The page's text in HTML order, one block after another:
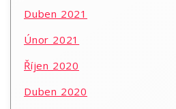
Duben 2021
Únor 2021
Říjen 2020
Duben 2020